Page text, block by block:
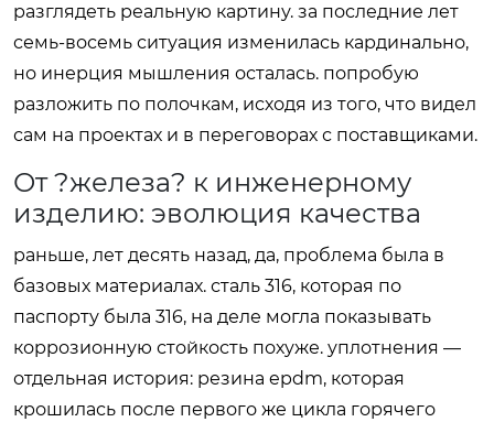
разглядеть реальную картину. за последние лет
семь-восемь ситуация изменилась кардинально,
но инерция мышления осталась. попробую
разложить по полочкам, исходя из того, что видел
сам на проектах и в переговорах с поставщиками.
От ?железа? к инженерному
изделию: эволюция качества
раньше, лет десять назад, да, проблема была в
базовых материалах. сталь 316, которая по
паспорту была 316, на деле могла показывать
коррозионную стойкость похуже. уплотнения —
отдельная история: резина epdm, которая
крошилась после первого же цикла горячего